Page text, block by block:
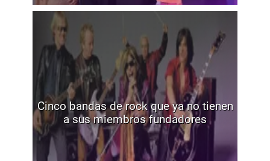
Cinco bandas de rock que ya no tienen
a sus miembros fundadores